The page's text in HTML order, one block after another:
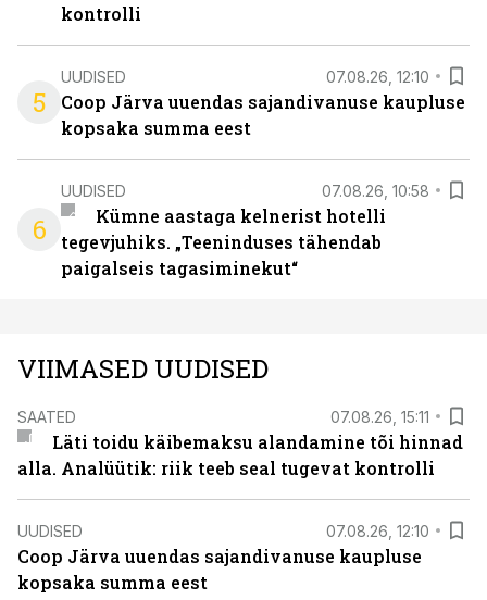
kontrolli
5
UUDISED 07.08.26, 12:10
Coop Järva uuendas sajandivanuse kaupluse
kopsaka summa eest
6
UUDISED 07.08.26, 10:58
Kümne aastaga kelnerist hotelli
tegevjuhiks. „Teeninduses tähendab
paigalseis tagasiminekut“
VIIMASED UUDISED
SAATED 07.08.26, 15:11
Läti toidu käibemaksu alandamine tõi hinnad
alla. Analüütik: riik teeb seal tugevat kontrolli
UUDISED 07.08.26, 12:10
Coop Järva uuendas sajandivanuse kaupluse
kopsaka summa eest